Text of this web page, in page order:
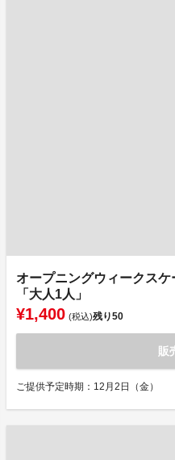
オープニングウィークスケ
「大人1人」
¥1,400 (税込)残り50
販
ご提供予定時期：12月2日（金）